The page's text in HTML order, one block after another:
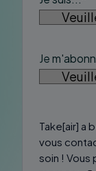
Je
Take[air] a
vous
soin !